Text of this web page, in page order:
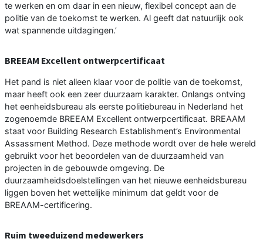
te werken en om daar in een nieuw, flexibel concept aan de
politie van de toekomst te werken. Al geeft dat natuurlijk ook
wat spannende uitdagingen.’
BREEAM Excellent ontwerpcertificaat
Het pand is niet alleen klaar voor de politie van de toekomst,
maar heeft ook een zeer duurzaam karakter. Onlangs ontving
het eenheidsbureau als eerste politiebureau in Nederland het
zogenoemde BREEAM Excellent ontwerpcertificaat. BREAAM
staat voor Building Research Establishment’s Environmental
Assassment Method. Deze methode wordt over de hele wereld
gebruikt voor het beoordelen van de duurzaamheid van
projecten in de gebouwde omgeving. De
duurzaamheidsdoelstellingen van het nieuwe eenheidsbureau
liggen boven het wettelijke minimum dat geldt voor de
BREAAM-certificering.
Ruim tweeduizend medewerkers